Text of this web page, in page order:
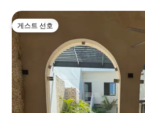
게스트 선호
게스트 선호